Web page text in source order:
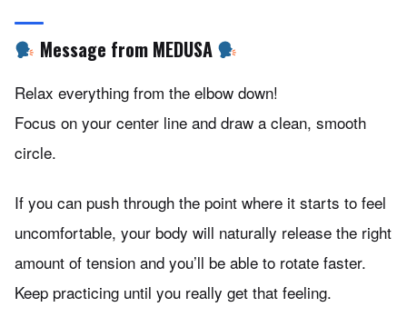
Message from MEDUSA
Relax everything from the elbow down!
Focus on your center line and draw a clean, smooth
circle.
If you can push through the point where it starts to feel
uncomfortable, your body will naturally release the right
amount of tension and you’ll be able to rotate faster.
Keep practicing until you really get that feeling.